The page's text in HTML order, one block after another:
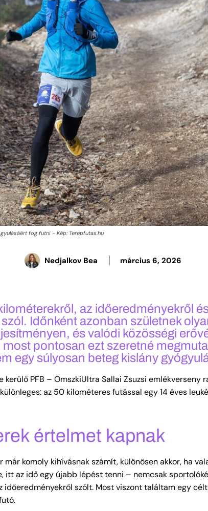
fog futni - Kép: Terepfutas.hu
Nedjalkov Bea március 6, 2026
az időeredményekről
Időnként azonban születnek
és valódi közösségi
pontosan ezt szeretné
egy súlyosan beteg kislány
PFB – OmszkiUltra Sallai Zsuzsi emlékverseny
az 50 kilométeres futással egy 14 éves
értelmet kapnak
komoly kihívásnak számít, különösen akkor, ha
itt az idő egy újabb lépést tenni – nemcsak
időeredményekről szólt. Most viszont találtam egy